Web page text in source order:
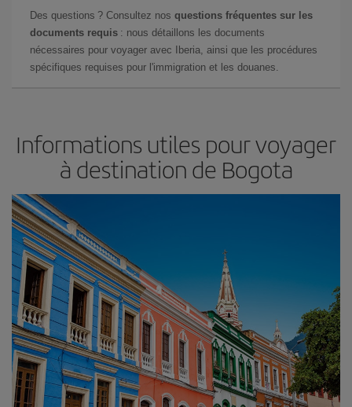
Des questions ? Consultez nos questions fréquentes sur les
documents requis : nous détaillons les documents
nécessaires pour voyager avec Iberia, ainsi que les procédures
spécifiques requises pour l'immigration et les douanes.
Informations utiles pour voyager
à destination de Bogota